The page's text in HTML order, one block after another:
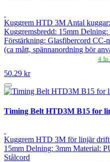
Kuggrem HTD 3M Antal
Kuggremsbredd: 15mm
Förstärkning: Glasfibercord CC-
(ca mått, spännanordning bör
4 In
50.29 kr
Timing Belt HTD3M B15 for
Kuggrem HTD 3M för linjär drift
15mm Delning: 3mm Material:
Stålcord